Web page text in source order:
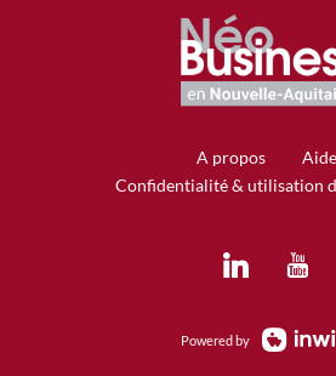
A propos
Aide
Confidentialité & utilisation
Powered by